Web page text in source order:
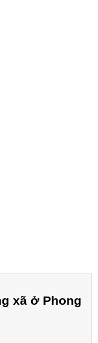
xã ở Phong